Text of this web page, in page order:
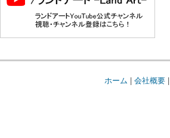
ホーム | 会社概要|